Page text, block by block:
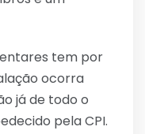
tem por
ocorra
já de todo o
pela CPI.